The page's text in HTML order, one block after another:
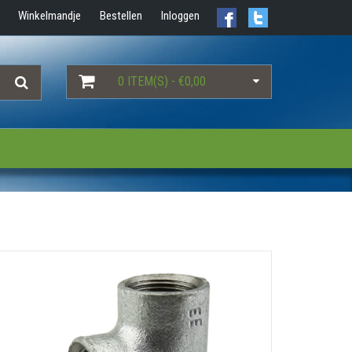
Winkelmandje Bestellen Inloggen
0 ITEM(S) - €0,00